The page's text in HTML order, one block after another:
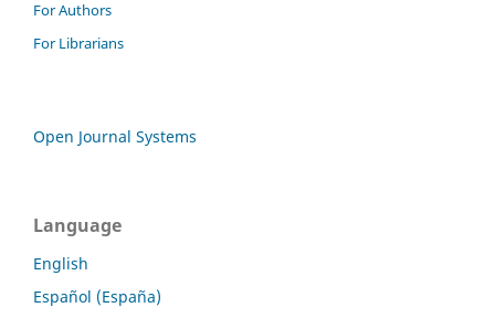
For Authors
For Librarians
Open Journal Systems
Language
English
Español (España)